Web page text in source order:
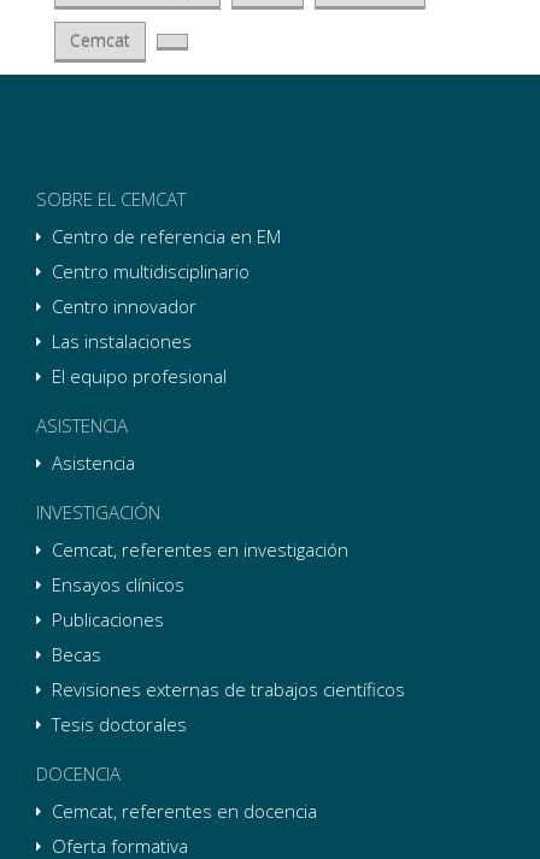
Cemcat
SOBRE EL CEMCAT
Centro de referencia en EM
Centro multidisciplinario
Centro innovador
Las instalaciones
El equipo profesional
ASISTENCIA
Asistencia
INVESTIGACIÓN
Cemcat, referentes en investigación
Ensayos clínicos
Publicaciones
Becas
Revisiones externas de trabajos científicos
Tesis doctorales
DOCENCIA
Cemcat, referentes en docencia
Oferta formativa